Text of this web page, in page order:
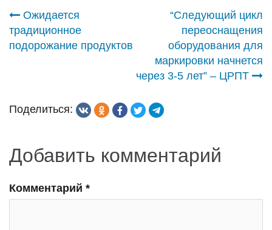
Навигация
по
Ожидается
традиционное
подорожание продуктов
“Следующий цикл
переоснащения
оборудования для
маркировки начнется
через 3-5 лет” – ЦРПТ
Поделиться:
Добавить комментарий
Комментарий *